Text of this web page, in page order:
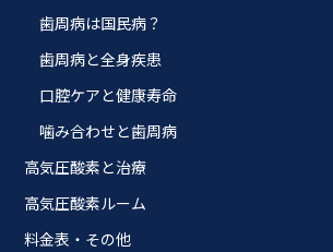
歯周病は国民病？
歯周病と全身疾患
口腔ケアと健康寿命
噛み合わせと歯周病
高気圧酸素と治療
高気圧酸素ルーム
料金表・その他